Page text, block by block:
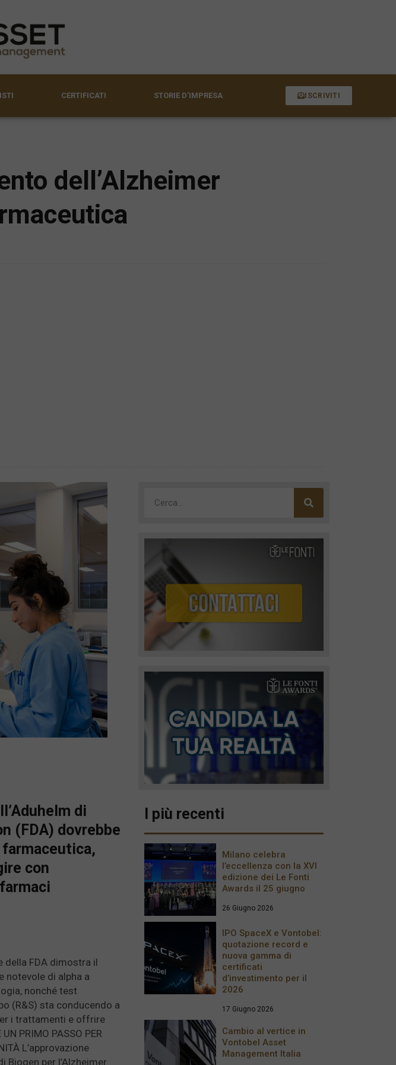
CERTIFICATI STORIE D’IMPRESA ISCRIVITI
dell’Alzheimer
di
(FDA) dovrebbe
con
della FDA dimostra il
notevole di alpha a
nonché test
(R&S) sta conducendo a
i trattamenti e offrire
PRIMO PASSO PER
L’approvazione
per l’Alzheimer
I più recenti
Milano celebra
l’eccellenza con la XVI
edizione dei Le Fonti
Awards il 25 giugno
26 Giugno 2026
IPO SpaceX e Vontobel:
quotazione record e
nuova gamma di
certificati
d’investimento per il
2026
17 Giugno 2026
Cambio al vertice in
Vontobel Asset
Management Italia